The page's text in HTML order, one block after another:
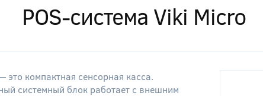
POS-система Viki Micro
это компактная сенсорная касса.
системный блок работает с внешним